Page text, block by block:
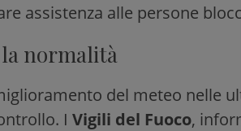
assistenza alle persone
normalità
del meteo nelle
I Vigili del Fuoco,